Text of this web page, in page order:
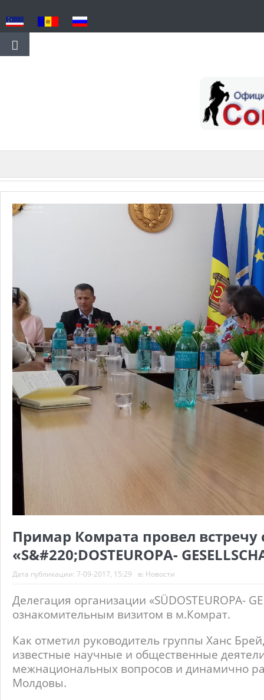
Примар Комрата провел встречу
«S&#220;DOSTEUROPA-
Дата публикации: 7-09-2017, 15:29 в: Новости
Делегация организации «SÜDOSTEUROPA-
ознакомительным визитом в м.Комрат.
Как отметил руководитель группы Ханс
известные научные и общественные
межнациональных вопросов и динамично
Молдовы.